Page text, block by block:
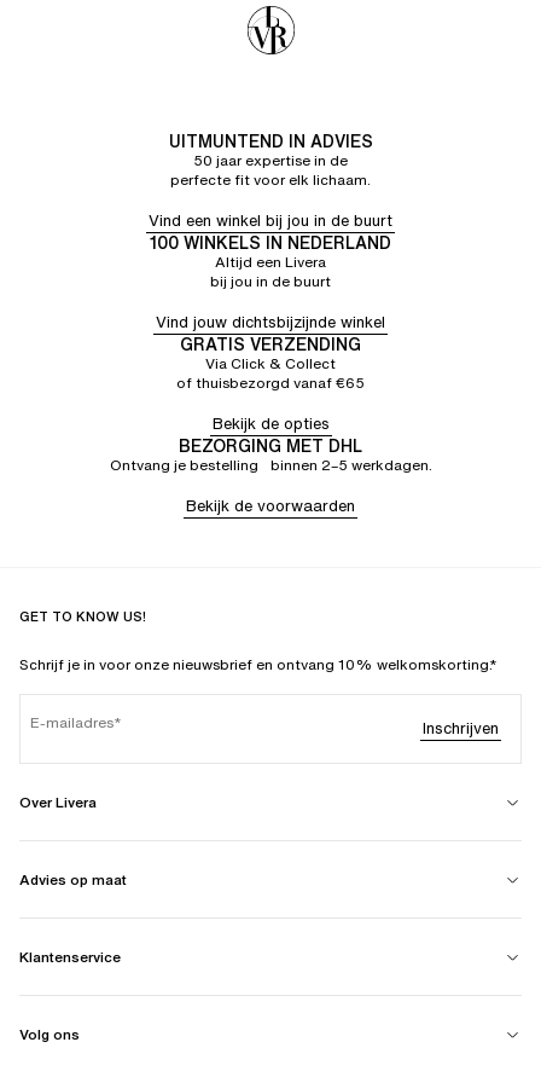
UITMUNTEND IN ADVIES
50 jaar expertise in de
perfecte fit voor elk lichaam.
Vind een winkel bij jou in de buurt
100 WINKELS IN NEDERLAND
Altijd een Livera
bij jou in de buurt
Vind jouw dichtsbijzijnde winkel
GRATIS VERZENDING
Via Click & Collect
of thuisbezorgd vanaf €65
Bekijk de opties
BEZORGING MET DHL
Ontvang je bestelling binnen 2–5 werkdagen.
Bekijk de voorwaarden
GET TO KNOW US!
Schrijf je in voor onze nieuwsbrief en ontvang 10% welkomskorting.*
E-mailadres Inschrijven
Over Livera
Advies op maat
Klantenservice
Volg ons